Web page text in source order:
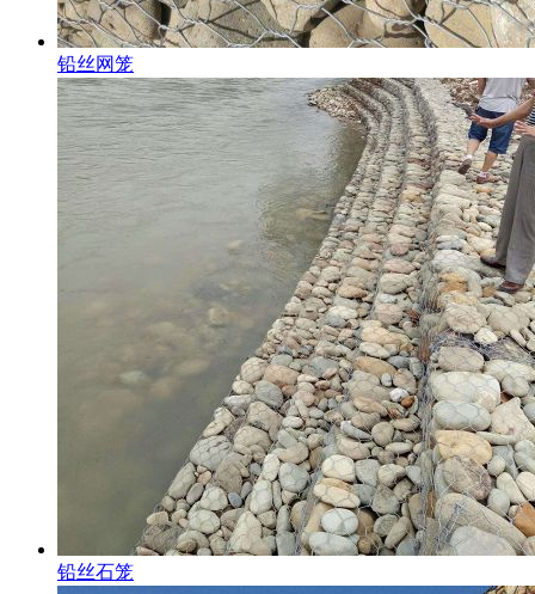
铅丝网笼
铅丝石笼